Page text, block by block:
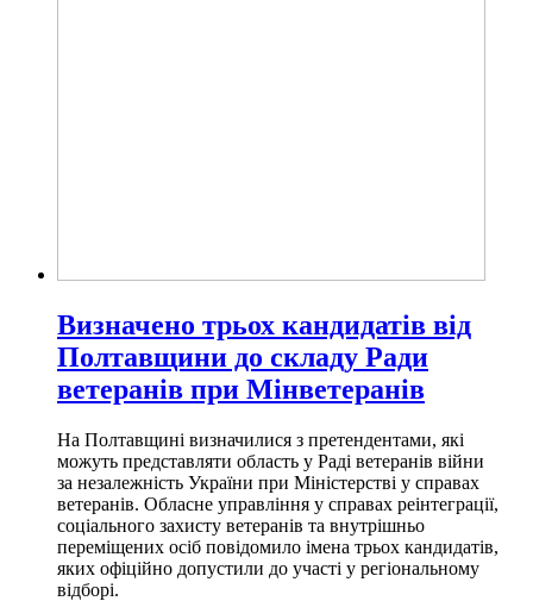
Визначено трьох кандидатів від
Полтавщини до складу Ради
ветеранів при Мінветеранів
На Полтавщині визначилися з претендентами, які
можуть представляти область у Раді ветеранів війни
за незалежність України при Міністерстві у справах
ветеранів. Обласне управління у справах реінтеграції,
соціального захисту ветеранів та внутрішньо
переміщених осіб повідомило імена трьох кандидатів,
яких офіційно допустили до участі у регіональному
відборі.